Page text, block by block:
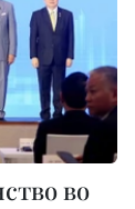
во